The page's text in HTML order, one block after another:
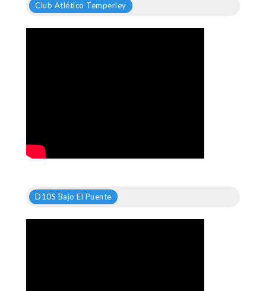
Club Atlético Temperley
D10S Bajo El Puente